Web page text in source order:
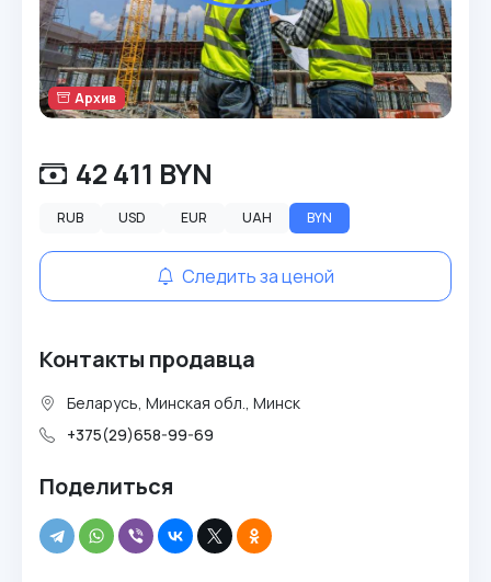
Архив
42 411 BYN
RUB USD EUR UAH BYN
Следить за ценой
Контакты продавца
Беларусь, Минская обл., Минск
+375(29)658-99-69
Поделиться